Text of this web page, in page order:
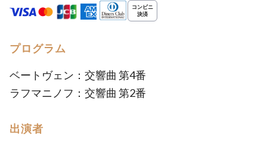
プログラム
ベートヴェン：交響曲 第4番
ラフマニノフ：交響曲 第2番
出演者